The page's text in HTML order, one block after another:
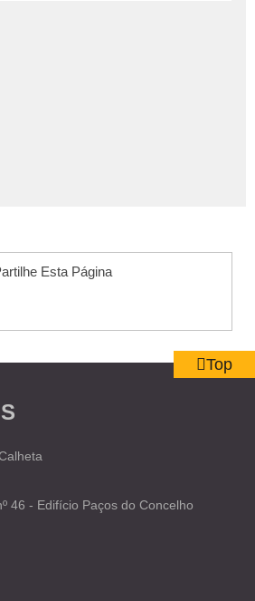
Esta Página
46 - Edifício Paços do Concelho
Top